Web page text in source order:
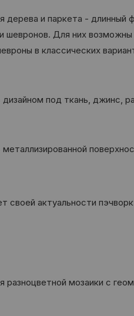
дерева и паркета - длинный
шевронов. Для них
в классических
дизайном под ткань, джинс,
металлизированной
своей актуальности
разноцветной мозаики с